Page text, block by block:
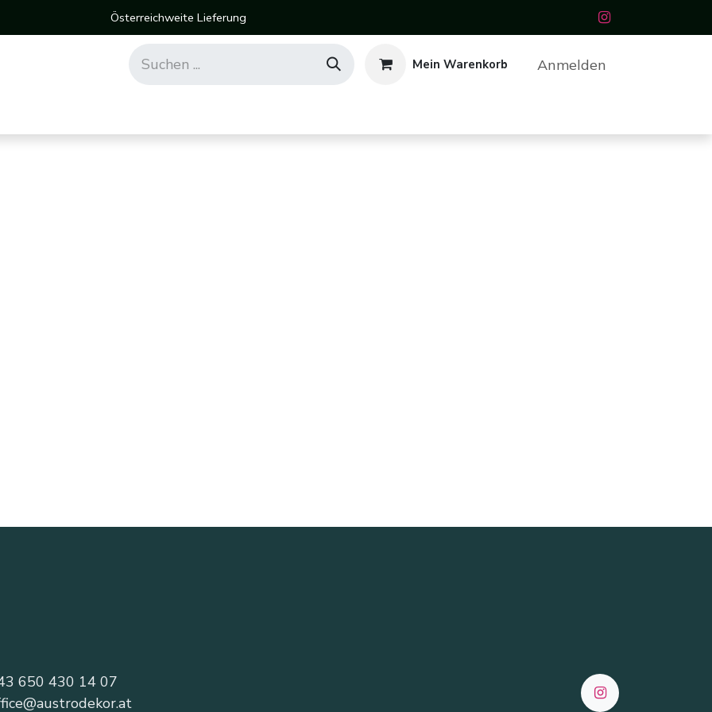
Österreichweite Lieferung
Mein Warenkorb Anmelden
650 430 14 07